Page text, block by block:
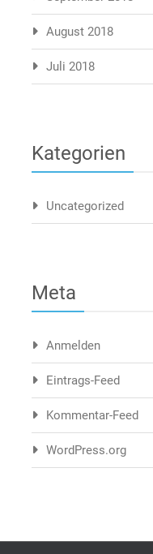
August 2018
Juli 2018
Kategorien
Uncategorized
Meta
Anmelden
Eintrags-Feed
Kommentar-Feed
WordPress.org